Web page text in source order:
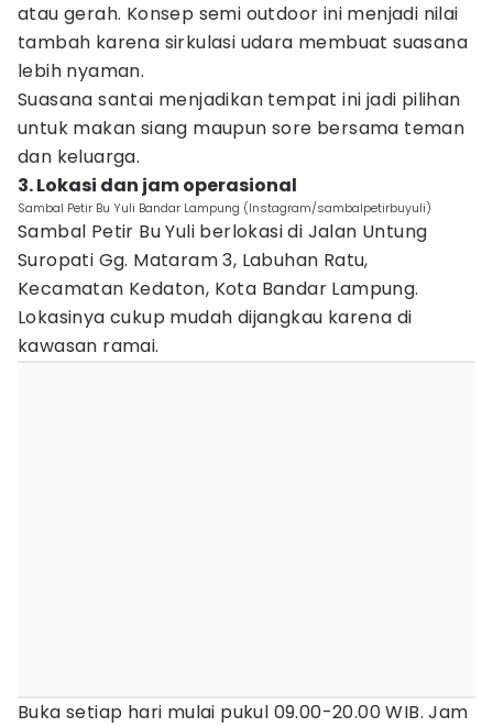
atau gerah. Konsep semi outdoor ini menjadi nilai
tambah karena sirkulasi udara membuat suasana
lebih nyaman.
Suasana santai menjadikan tempat ini jadi pilihan
untuk makan siang maupun sore bersama teman
dan keluarga.
3. Lokasi dan jam operasional
Sambal Petir Bu Yuli Bandar Lampung (Instagram/sambalpetirbuyuli)
Sambal Petir Bu Yuli berlokasi di Jalan Untung
Suropati Gg. Mataram 3, Labuhan Ratu,
Kecamatan Kedaton, Kota Bandar Lampung.
Lokasinya cukup mudah dijangkau karena di
kawasan ramai.
Buka setiap hari mulai pukul 09.00-20.00 WIB. Jam